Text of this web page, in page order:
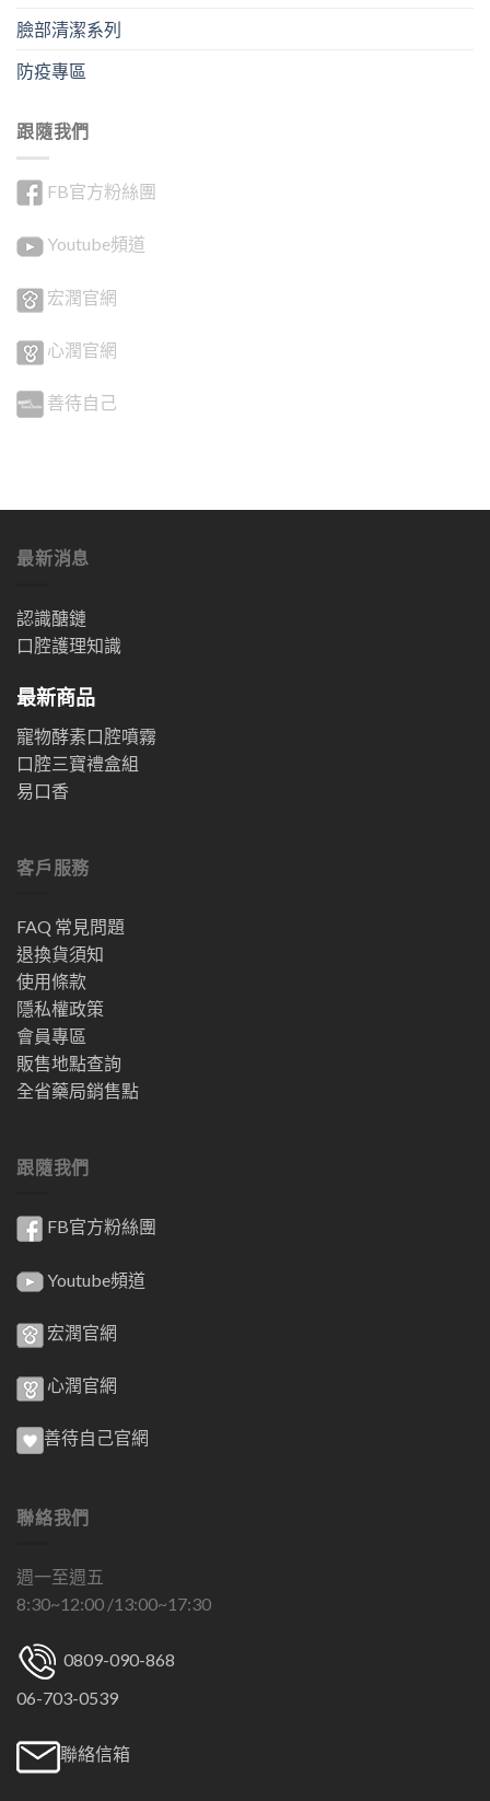
臉部清潔系列
防疫專區
跟隨我們
FB官方粉絲團
Youtube頻道
宏潤官網
心潤官網
善待自己
最新消息
認識醣鏈
口腔護理知識
最新商品
寵物酵素口腔噴霧
口腔三寶禮盒組
易口香
客戶服務
FAQ 常見問題
退換貨須知
使用條款
隱私權政策
會員專區
販售地點查詢
全省藥局銷售點
跟隨我們
FB官方粉絲團
Youtube頻道
宏潤官網
心潤官網
善待自己官網
聯絡我們
週一至週五
8:30~12:00 /13:00~17:30
0809-090-868
06-703-0539
聯絡信箱